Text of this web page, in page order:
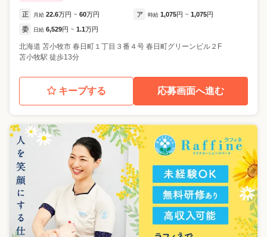
正 月給 22.6万円 ~ 60万円 ア 時給 1,075円 ~ 1,075円
委 日給 6,529円 ~ 1.1万円
北海道 苫小牧市 春日町１丁目３番４号 春日町グリーンビル２F
苫小牧駅 徒歩13分
キープする 応募画面へ進む